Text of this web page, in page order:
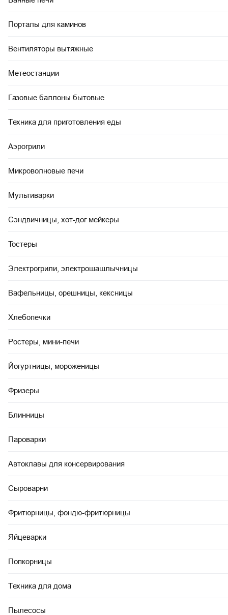
Порталы для каминов
Вентиляторы вытяжные
Метеостанции
Газовые баллоны бытовые
Техника для приготовления еды
Аэрогрили
Микроволновые печи
Мультиварки
Сэндвичницы, хот-дог мейкеры
Тостеры
Электрогрили, электрошашлычницы
Вафельницы, орешницы, кексницы
Хлебопечки
Ростеры, мини-печи
Йогуртницы, мороженицы
Фризеры
Блинницы
Пароварки
Автоклавы для консервирования
Сыроварни
Фритюрницы, фондю-фритюрницы
Яйцеварки
Попкорницы
Техника для дома
Пылесосы